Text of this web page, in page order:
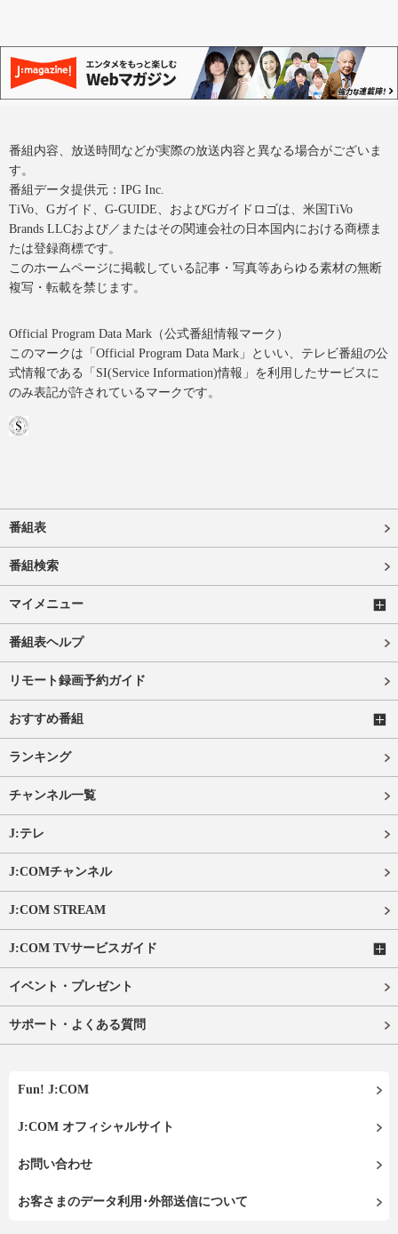
番組内容、放送時間などが実際の放送内容と異なる場合がございま
す。
番組データ提供元：IPG Inc.
TiVo、Gガイド、G-GUIDE、およびGガイドロゴは、米国TiVo
Brands LLCおよび／またはその関連会社の日本国内における商標ま
たは登録商標です。
このホームページに掲載している記事・写真等あらゆる素材の無断
複写・転載を禁じます。
Official Program Data Mark（公式番組情報マーク）
このマークは「Official Program Data Mark」といい、テレビ番組の公
式情報である「SI(Service Information)情報」を利用したサービスに
のみ表記が許されているマークです。
番組表
番組検索
マイメニュー
番組表ヘルプ
リモート録画予約ガイド
おすすめ番組
ランキング
チャンネル一覧
J:テレ
J:COMチャンネル
J:COM STREAM
J:COM TVサービスガイド
イベント・プレゼント
サポート・よくある質問
Fun! J:COM
J:COM オフィシャルサイト
お問い合わせ
お客さまのデータ利用･外部送信について